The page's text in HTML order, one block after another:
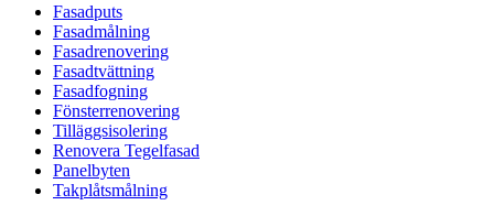
Fasadputs
Fasadmålning
Fasadrenovering
Fasadtvättning
Fasadfogning
Fönsterrenovering
Tilläggsisolering
Renovera Tegelfasad
Panelbyten
Takplåtsmålning